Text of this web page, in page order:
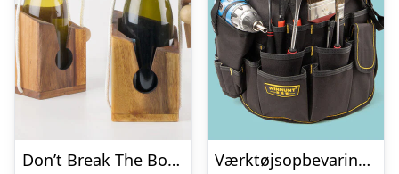
Don’t Break The Bottle
Værktøjsopbevaring til spand